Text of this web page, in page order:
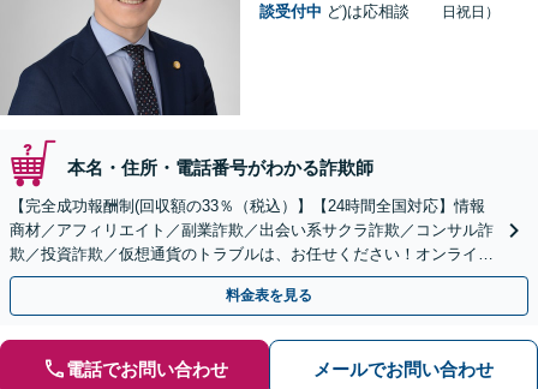
談受付中 ど)は応相談
日祝日）
本名・住所・電話番号がわかる詐欺師
【完全成功報酬制(回収額の33％（税込）】【24時間全国対応】情報
商材／アフィリエイト／副業詐欺／出会い系サクラ詐欺／コンサル詐
欺／投資詐欺／仮想通貨のトラブルは、お任せください！オンライン
のみで解決も可能！
料金表を見る
電話でお問い合わせ メールでお問い合わせ